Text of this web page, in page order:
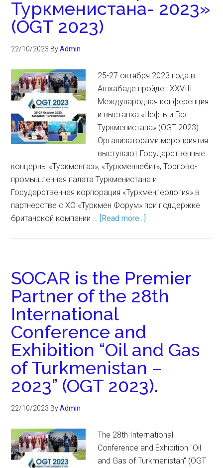
Туркменистана- 2023»
(OGT 2023)
22/10/2023 ByAdmin
25-27 октября 2023 года в
Ашхабаде пройдет XXVIII
Международная конференция
и выставка «Нефть и Газ
Туркменистана» (OGT 2023).
Организаторами мероприятия
выступают Государственные
концерны «Туркменгаз», «Туркменнебит», Торгово-
промышленная палата Туркменистана и
Государственная корпорация «Туркменгеология» в
партнерстве с ХО «Туркмен Форум» при поддержке
британской компании … [Read more...]
SOCAR is the Premier
Partner of the 28th
International
Conference and
Exhibition “Oil and Gas
of Turkmenistan –
2023” (OGT 2023).
22/10/2023 ByAdmin
The 28th International
Conference and Exhibition "Oil
and Gas of Turkmenistan" (OGT